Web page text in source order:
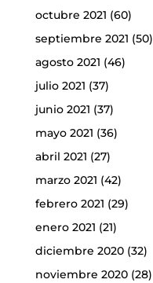
octubre 2021 (60)
septiembre 2021 (50)
agosto 2021 (46)
julio 2021 (37)
junio 2021 (37)
mayo 2021 (36)
abril 2021 (27)
marzo 2021 (42)
febrero 2021 (29)
enero 2021 (21)
diciembre 2020(32)
noviembre 2020(28)